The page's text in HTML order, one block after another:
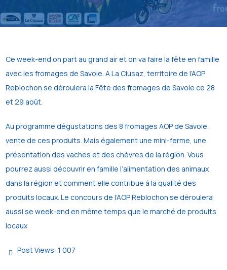
Ce week-end on part au grand air et on va faire la fête en famille
avec les fromages de Savoie. A La Clusaz, territoire de l’AOP
Reblochon se déroulera la Fête des fromages de Savoie ce 28
et 29 août.
Au programme dégustations des 8 fromages AOP de Savoie,
vente de ces produits. Mais également une mini-ferme, une
présentation des vaches et des chèvres de la région. Vous
pourrez aussi découvrir en famille l’alimentation des animaux
dans la région et comment elle contribue à la qualité des
produits locaux. Le concours de l’AOP Reblochon se déroulera
aussi se week-end en même temps que le marché de produits
locaux
Post Views: 1 007